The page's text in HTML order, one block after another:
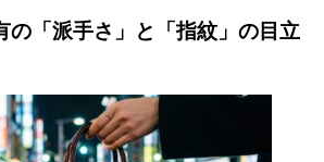
の「派手さ」と「指紋」の目立